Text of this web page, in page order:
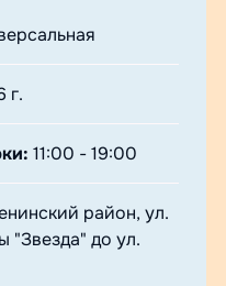
г.
11:00 - 19:00
район, ул.
"Звезда" до ул.